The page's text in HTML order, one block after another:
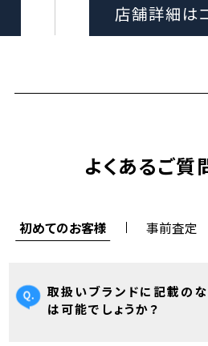
店舗詳細は
よくあるご質
初めてのお客様 事前査定
取扱いブランドに記載の
は可能でしょうか？